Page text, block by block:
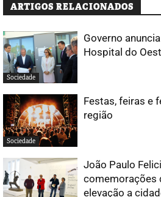
ARTIGOS RELACIONADOS
Sociedade
Governo
Hospital do
Sociedade
Festas, feiras e
região
João Paulo
comemorações
elevação a